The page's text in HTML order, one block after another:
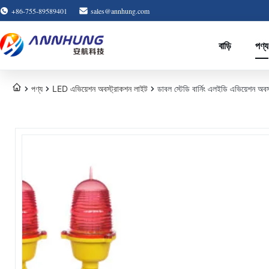
+86-755-89589401 sales@annhung.com
বাড়ি পণ্য
পণ্য LED এভিয়েশন অবস্ট্রাকশন লাইট ডাবল স্টেডি বার্নিং এলইডি